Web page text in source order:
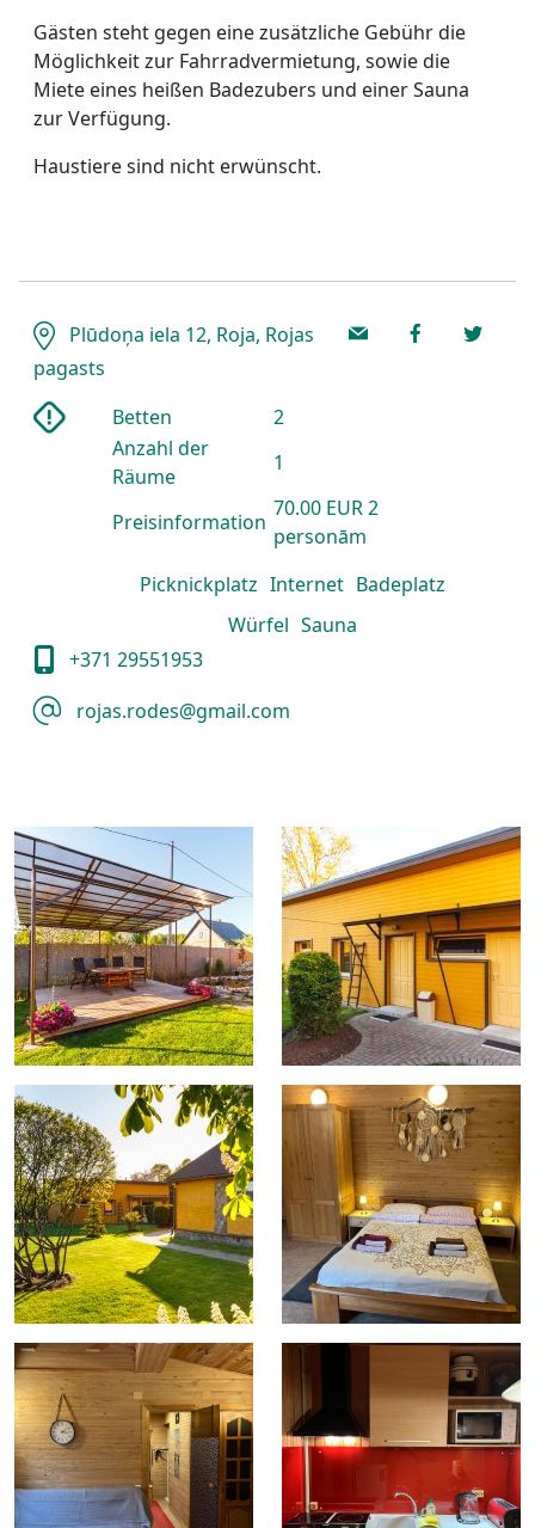
Gästen steht gegen eine zusätzliche Gebühr die
Möglichkeit zur Fahrradvermietung, sowie die
Miete eines heißen Badezubers und einer Sauna
zur Verfügung.
Haustiere sind nicht erwünscht.
Plūdoņa iela 12, Roja, Rojas
pagasts
Betten
2
Anzahl der
Räume
1
Preisinformation
70.00 EUR 2
personām
Picknickplatz Internet Badeplatz
Würfel Sauna
+371 29551953
rojas.rodes@gmail.com